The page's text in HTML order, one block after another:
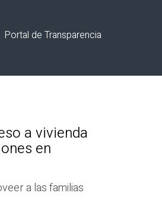
Portal de Transparencia
a vivienda
en
a las familias